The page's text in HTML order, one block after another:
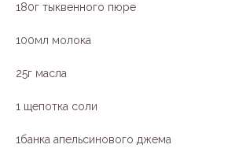
180г тыквенного пюре
100мл молока
25г масла
1 щепотка соли
1банка апельсинового джема